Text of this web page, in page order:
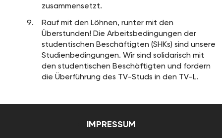
zusammensetzt.
Rauf mit den Löhnen, runter mit den
Überstunden! Die Arbeitsbedingungen der
studentischen Beschäftigten (SHKs) sind unsere
Studienbedingungen. Wir sind solidarisch mit
den studentischen Beschäftigten und fordern
die Überführung des TV-Studs in den TV-L.
IMPRESSUM